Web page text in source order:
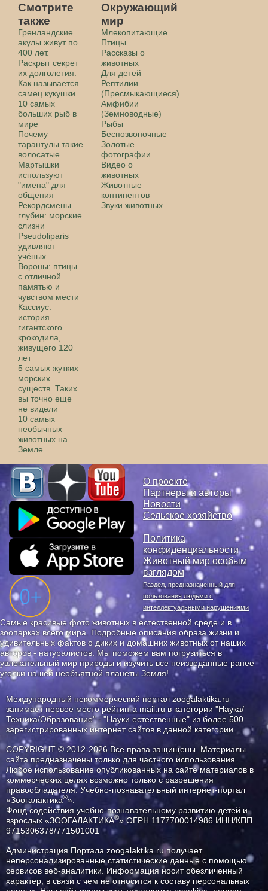
Смотрите
также
Гренландские
акулы живут по
400 лет.
Раскрыт секрет
их долголетия.
Как называется
самец кукушки
10 самых
больших рыб в
мире
Почему
тарантулы такие
волосатые
Мартышки
используют
"имена" для
общения
Рекордсмены
глубин: морские
слизни
Pseudoliparis
удивляют
учёных
Вороны: птицы
с отличной
памятью и
чувством мести
Кассиус:
история
гигантского
крокодила,
живущего 120
лет
5 самых жутких
морских
существ. Таких
вы точно еще
не видели
10 самых
необычных
животных на
Земле
Окружающий
мир
Млекопитающие
Птицы
Рассказы о
животных
Для детей
Рептилии
(Пресмыкающиеся)
Амфибии
(Земноводные)
Рыбы
Беспозвоночные
Золотые
фотографии
Видео о
животных
Животные
континентов
Звуки животных
О проекте
Партнеры и авторы
Новости
Сельское хозяйство
Политика
конфиденциальности
Животный мир особым
взглядом
Раздел, предназначенный для
пользования людьми с
интеллектуальными нарушениями
Самые красивые фото животных в естественной среде и в
зоопарках всего мира. Подробные описания образа жизни и
удивительных фактов о диких и домашних животных от наших
авторов - натуралистов. Мы поможем вам погрузиться в
увлекательный мир природы и изучить все неизведанные ранее
уголки нашей необъятной планеты Земля!
Международный некоммерческий портал zoogalaktika.ru
занимает первое месторейтинга mail.ru в категории "Наука/
Техника/Образование" - "Науки естественные" из более 500
зарегистрированных интернет сайтов в данной категории.
COPYRIGHT © 2012-2026 Все права защищены. Материалы
сайта предназначены только для частного использования.
Любое использование опубликованных на сайте материалов в
коммерческих целях возможно только с разрешения
правообладателя: Учебно-познавательный интернет-портал
«Зоогалактика®».
Фонд содействия учебно-познавательному развитию детей и
взрослых «ЗООГАЛАКТИКА®» ОГРН 1177700014986 ИНН/КПП
9715306378/771501001
Администрация Портала zoogalaktika.ruполучает
неперсонализированные статистические данные с помощью
сервисов веб-аналитики. Информация носит обезличенный
характер, в связи с чем не относится к составу персональных